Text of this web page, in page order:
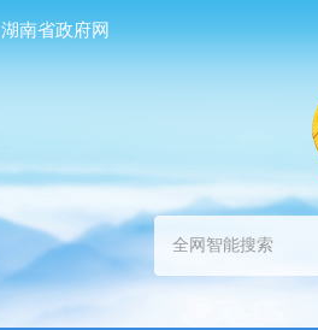
湖南省政府网